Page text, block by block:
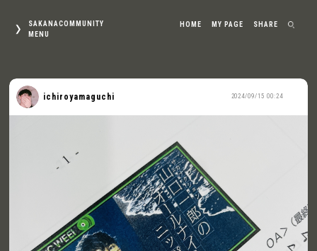
SAKANACOMMUNITY
MENU
HOME MY PAGE SHARE
2024/09/15 00:24
ichiroyamaguchi